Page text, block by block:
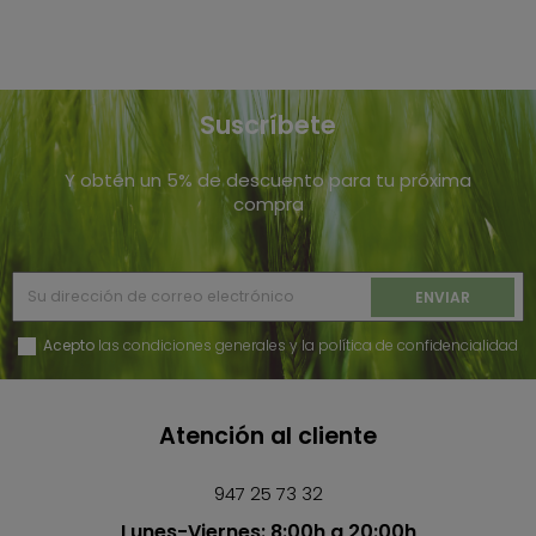
Suscríbete
Y obtén un 5% de descuento para tu próxima
compra
Acepto las condiciones generales y la política de confidencialidad
Atención al cliente
947 25 73 32